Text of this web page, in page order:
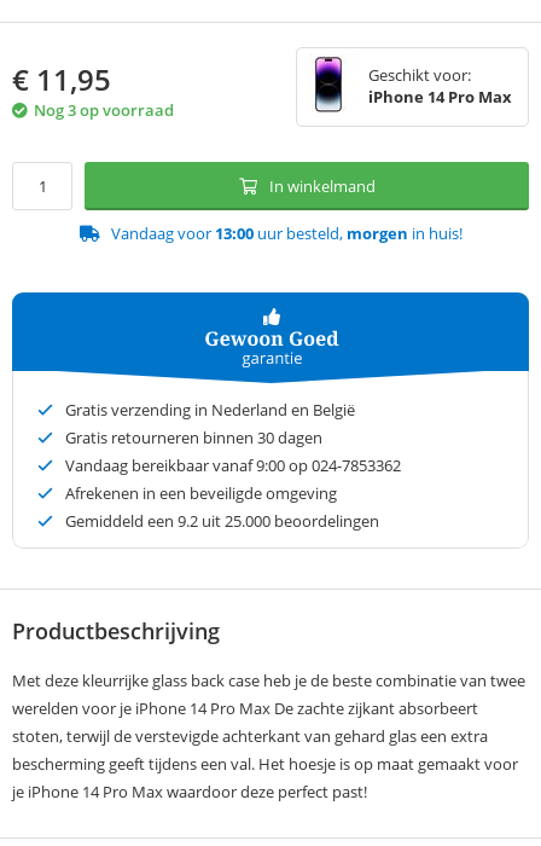
€ 11,95
Nog 3 op voorraad
Geschikt voor:
iPhone 14 Pro Max
In winkelmand
Vandaag voor 13:00uur besteld, morgen in huis!
Gratis verzending in Nederland en België
Gratis retourneren binnen 30 dagen
Vandaag bereikbaar vanaf 9:00 op 024-7853362
Afrekenen in een beveiligde omgeving
Gemiddeld een 9.2 uit 25.000 beoordelingen
Productbeschrijving
Met deze kleurrijke glass back case heb je de beste combinatie van twee
werelden voor je iPhone 14 Pro Max De zachte zijkant absorbeert
stoten, terwijl de verstevigde achterkant van gehard glas een extra
bescherming geeft tijdens een val. Het hoesje is op maat gemaakt voor
je iPhone 14 Pro Max waardoor deze perfect past!